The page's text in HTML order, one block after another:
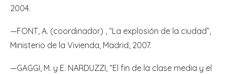
2004.
—FONT, A. (coordinador) , “La explosión de la ciudad”,
Ministerio de la Vivienda, Madrid, 2007.
—GAGGI, M. y E. NARDUZZI, “El fin de la clase media y el